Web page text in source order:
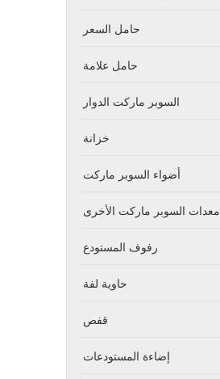
حامل السعر
حامل علامة
السوبر ماركت الدوار
خزانة
أضواء السوبر ماركت
معدات السوبر ماركت الأخرى
رفوف المستودع
حاوية لفة
قفص
إضاءة المستودعات